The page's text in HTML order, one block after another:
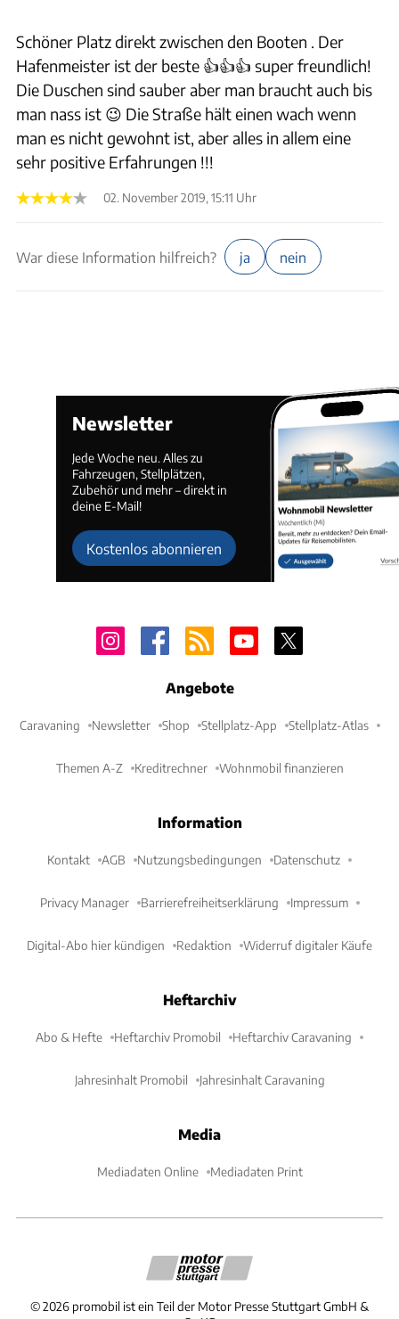
Schöner Platz direkt zwischen den Booten . Der
Hafenmeister ist der beste 👍👍👍 super freundlich!
Die Duschen sind sauber aber man braucht auch bis
man nass ist 😉 Die Straße hält einen wach wenn
man es nicht gewohnt ist, aber alles in allem eine
sehr positive Erfahrungen !!!
02. November 2019, 15:11 Uhr
War diese Information hilfreich? ja nein
Newsletter
Jede Woche neu. Alles zu
Fahrzeugen, Stellplätzen,
Zubehör und mehr – direkt in
deine E-Mail!
Kostenlos abonnieren
Angebote
Caravaning Newsletter Shop Stellplatz-App Stellplatz-Atlas
Themen A-Z Kreditrechner Wohnmobil finanzieren
Information
Kontakt AGB Nutzungsbedingungen Datenschutz
Privacy Manager Barrierefreiheitserklärung Impressum
Digital-Abo hier kündigen Redaktion Widerruf digitaler Käufe
Heftarchiv
Abo & Hefte Heftarchiv Promobil Heftarchiv Caravaning
Jahresinhalt Promobil Jahresinhalt Caravaning
Media
Mediadaten Online Mediadaten Print
©2026 promobil ist ein Teil der Motor Presse Stuttgart GmbH &